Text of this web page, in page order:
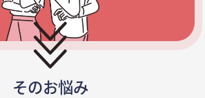
そのお悩み